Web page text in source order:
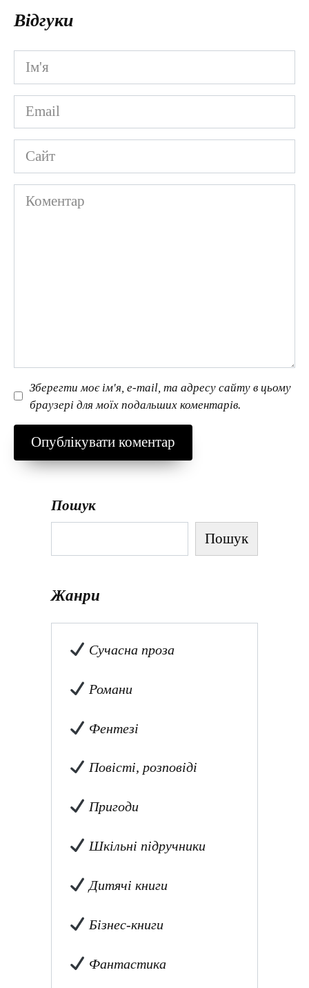
Відгуки
Ім'я
*
Email
*
Сайт
Коментар
Зберегти моє ім'я, e-mail, та адресу сайту в цьому
браузері для моїх подальших коментарів.
Пошук
Пошук
Жанри
Сучасна проза
Романи
Фентезі
Повісті, розповіді
Пригоди
Шкільні підручники
Дитячі книги
Бізнес-книги
Фантастика